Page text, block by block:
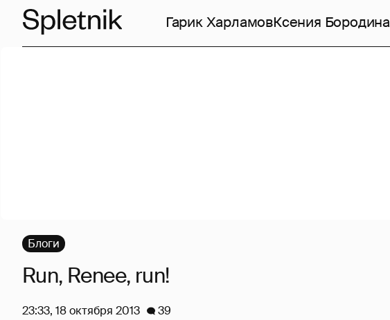
Гарик ХарламовКсения Бородина
Блоги
Run, Renee, run!
23:33, 18 октября 2013
39